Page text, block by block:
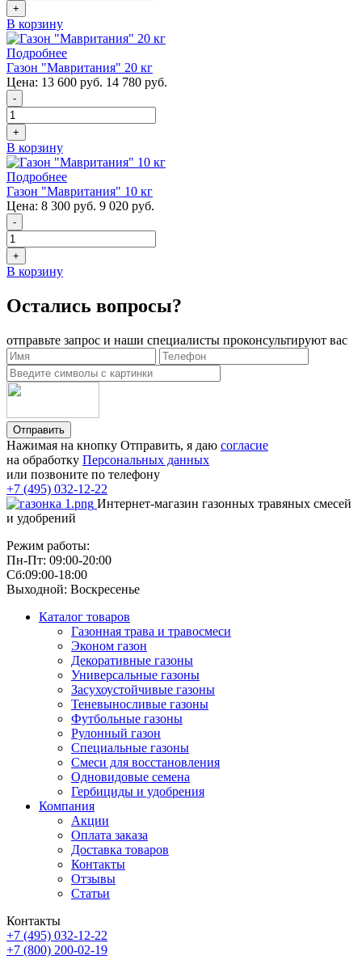
+
В корзину
Подробнее
Газон "Мавритания" 20 кг
Цена: 13 600 руб. 14 780 руб.
-
+
В корзину
Подробнее
Газон "Мавритания" 10 кг
Цена: 8 300 руб. 9 020 руб.
-
+
В корзину
Остались вопросы?
отправьте запрос и наши специалисты проконсультируют вас
Отправить
Нажимая на кнопку Отправить, я даю согласие
на обработку Персональных данных
или позвоните по телефону
+7 (495) 032-12-22
Интернет-магазин газонных травяных смесей
и удобрений
Режим работы:
Пн-Пт: 09:00-20:00
Сб:09:00-18:00
Выходной: Воскресенье
Каталог товаров
Газонная трава и травосмеси
Эконом газон
Декоративные газоны
Универсальные газоны
Засухоустойчивые газоны
Теневыносливые газоны
Футбольные газоны
Рулонный газон
Специальные газоны
Смеси для восстановления
Одновидовые семена
Гербициды и удобрения
Компания
Акции
Оплата заказа
Доставка товаров
Контакты
Отзывы
Статьи
Контакты
+7 (495) 032-12-22
+7 (800) 200-02-19